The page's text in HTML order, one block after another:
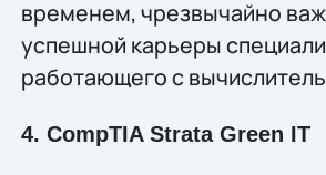
временем, чрезвычайно
успешной карьеры
работающего с
4. CompTIA Strata Green IT